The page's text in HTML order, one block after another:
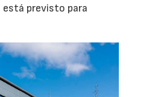
está previsto para